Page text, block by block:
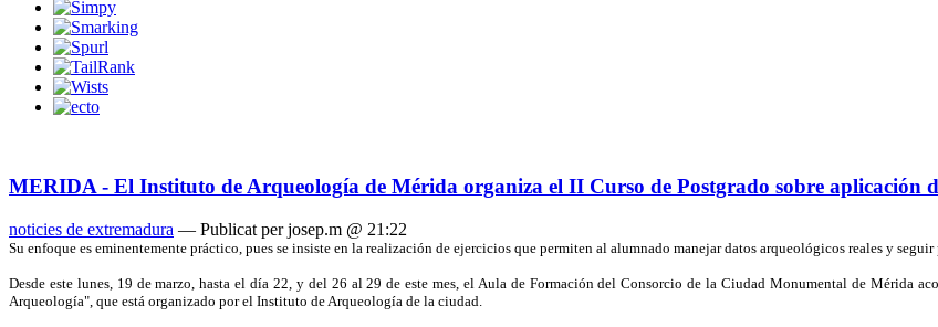
MERIDA - El Instituto de Arqueología de Mérida organiza el II Curso de Postgrado sobre aplicación
noticies de extremadura — Publicat per josep.m @ 21:22
Su enfoque es eminentemente práctico, pues se insiste en la realización de ejercicios que permiten al alumnado manejar datos arqueológicos reales y
Desde este lunes, 19 de marzo, hasta el día 22, y del 26 al 29 de este mes, el Aula de Formación del Consorcio de la Ciudad Monumental de Mérida
Arqueología", que está organizado por el Instituto de Arqueología de la ciudad.